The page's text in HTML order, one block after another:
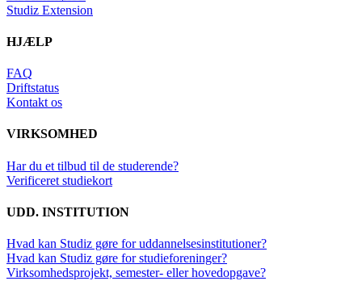
Studiz Extension
HJÆLP
FAQ
Driftstatus
Kontakt os
VIRKSOMHED
Har du et tilbud til de studerende?
Verificeret studiekort
UDD. INSTITUTION
Hvad kan Studiz gøre for uddannelsesinstitutioner?
Hvad kan Studiz gøre for studieforeninger?
Virksomhedsprojekt, semester- eller hovedopgave?